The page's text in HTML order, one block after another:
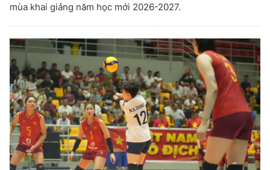
mùa khai giảng năm học mới 2026-2027.